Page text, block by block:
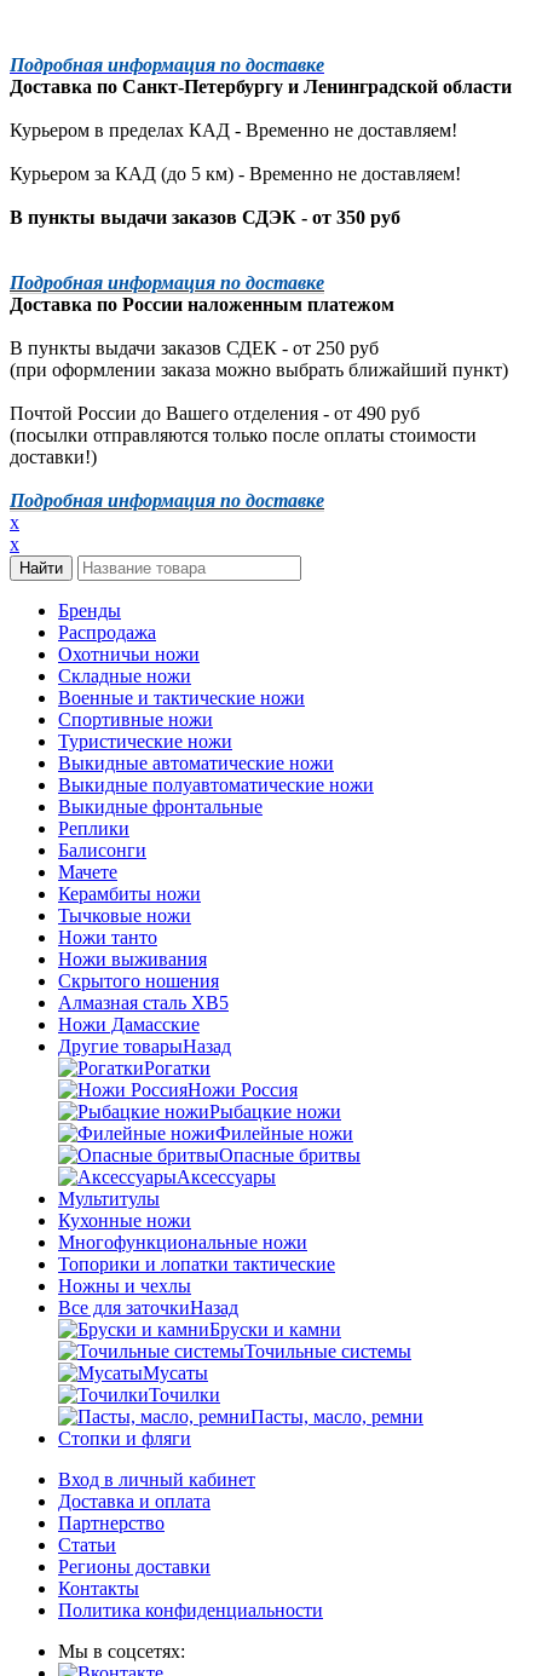
Подробная информация по доставке
Доставка по Санкт-Петербургу и Ленинградской области
Курьером в пределах КАД - Временно не доставляем!
Курьером за КАД (до 5 км) - Временно не доставляем!
В пункты выдачи заказов СДЭК - от 350 руб
Подробная информация по доставке
Доставка по России наложенным платежом
В пункты выдачи заказов СДЕК - от 250 руб
(при оформлении заказа можно выбрать ближайший пункт)
Почтой России до Вашего отделения - от 490 руб
(посылки отправляются только после оплаты стоимости
доставки!)
Подробная информация по доставке
x
x
Бренды
Распродажа
Охотничьи ножи
Складные ножи
Военные и тактические ножи
Спортивные ножи
Туристические ножи
Выкидные автоматические ножи
Выкидные полуавтоматические ножи
Выкидные фронтальные
Реплики
Балисонги
Мачете
Керамбиты ножи
Тычковые ножи
Ножи танто
Ножи выживания
Скрытого ношения
Алмазная сталь ХВ5
Ножи Дамасские
Другие товарыНазад
Рогатки
Ножи Россия
Рыбацкие ножи
Филейные ножи
Опасные бритвы
Аксессуары
Мультитулы
Кухонные ножи
Многофункциональные ножи
Топорики и лопатки тактические
Ножны и чехлы
Все для заточкиНазад
Бруски и камни
Точильные системы
Мусаты
Точилки
Пасты, масло, ремни
Стопки и фляги
Вход в личный кабинет
Доставка и оплата
Партнерство
Статьи
Регионы доставки
Контакты
Политика конфиденциальности
Мы в соцсетях: